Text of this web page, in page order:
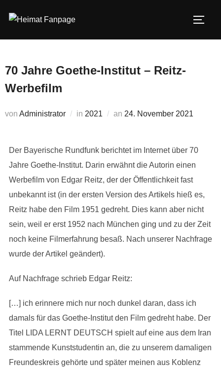
Inhalt
70 Jahre Goethe-Institut – Reitz-
Werbefilm
von Administrator in 2021 an Veröffentlicht
24. November 2021
Der Bayerische Rundfunk berichtet im Internet über 70
Jahre Goethe-Institut. Darin erwähnt die Autorin einen
Werbefilm von Edgar Reitz, der der Öffentlichkeit fast
unbekannt ist (in der ersten Version des Artikels hieß es,
Reitz habe den Film 1951 gedreht. Dies kann aber nicht
sein, weil er erst 1952 nach München ging und zu der Zeit
noch keine Filmerfahrung besaß. Nach unserer Nachfrage
wurde der Artikel geändert).
Auf Nachfrage schrieb Edgar Reitz:
[…] ich erinnere mich nur noch dunkel daran, dass ich
damals für das Goethe-Institut den Film gedreht habe. Der
Titel LIDA LERNT DEUTSCH spielt auf eine aus dem Iran
stammende Kunststudentin an, die zu unserem damaligen
Freundeskreis gehörte und später meinen aus Koblenz